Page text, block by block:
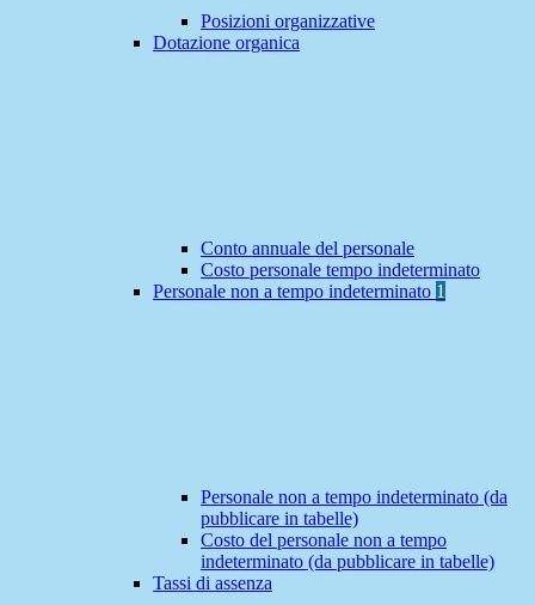
Posizioni organizzative
Dotazione organica
Conto annuale del personale
Costo personale tempo indeterminato
Personale non a tempo indeterminato 1
Personale non a tempo indeterminato (da
pubblicare in tabelle)
Costo del personale non a tempo
indeterminato (da pubblicare in tabelle)
Tassi di assenza